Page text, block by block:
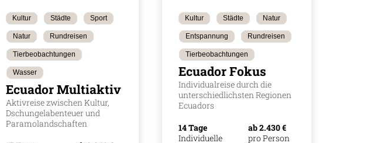
Kultur Städte Sport
Natur Rundreisen
Tierbeobachtungen
Wasser
Ecuador Multiaktiv
Aktivreise zwischen Kultur,
Dschungelabenteuer und
Paramolandschaften
Kultur Städte Natur
Entspannung Rundreisen
Tierbeobachtungen
Ecuador Fokus
Individualreise durch die
unterschiedlichsten Regionen
Ecuadors
14 Tage
Individuelle
ab 2.430 €
pro Person